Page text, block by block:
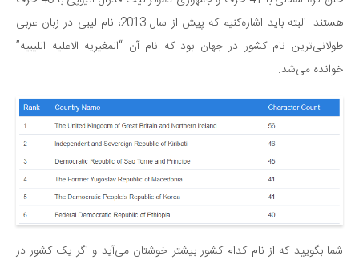
هستند. البته باید اشاره‌کنیم که پیش از سال 2013، نام لیبی در زبان عربی
طولانی‌ترین نام کشور در جهان بود که نام آن “المغیریه الاعلیه اللیبیه”
خوانده می‌شد.
شما بگویید که از نام کدام کشور بیشتر خوشتان می‌آید و اگر یک کشور در